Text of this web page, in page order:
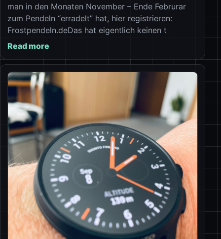
man in den Monaten November – Ende Februrar
zum Pendeln “erradelt” hat, hier registrieren:
Frostpendeln.deDas hat eigentlich keinen t
Read more